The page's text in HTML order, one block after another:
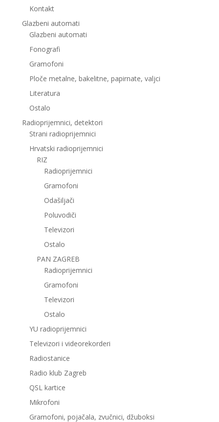
Kontakt
Glazbeni automati
Glazbeni automati
Fonografi
Gramofoni
Ploče metalne, bakelitne, papirnate, valjci
Literatura
Ostalo
Radioprijemnici, detektori
Strani radioprijemnici
Hrvatski radioprijemnici
RIZ
Radioprijemnici
Gramofoni
Odašiljači
Poluvodiči
Televizori
Ostalo
PAN ZAGREB
Radioprijemnici
Gramofoni
Televizori
Ostalo
YU radioprijemnici
Televizori i videorekorderi
Radiostanice
Radio klub Zagreb
QSL kartice
Mikrofoni
Gramofoni, pojačala, zvučnici, džuboksi